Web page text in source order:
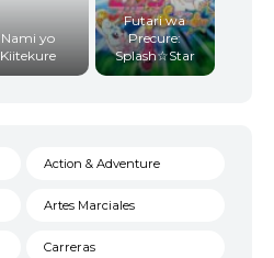
Nami yo
Kiitekure
Futari wa
Precure:
Splash☆Star
Action & Adventure
Artes Marciales
Carreras